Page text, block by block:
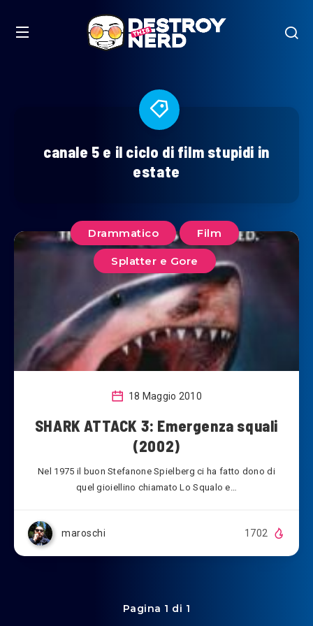
canale 5 e il ciclo di film stupidi in
estate
Drammatico Film
Splatter e Gore
18 Maggio 2010
SHARK ATTACK 3: Emergenza squali
(2002)
Nel 1975 il buon Stefanone Spielberg ci ha fatto dono di
quel gioiellino chiamato Lo Squalo e…
maroschi 1702
Pagina 1 di 1